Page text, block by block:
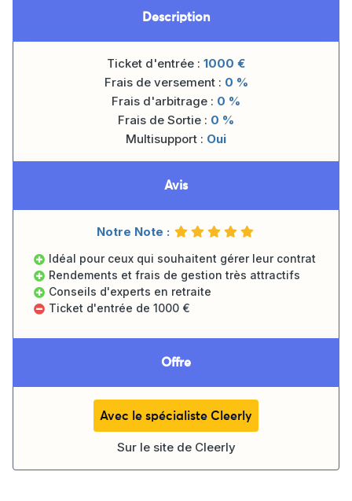
Description
Ticket d'entrée : 1000 €
Frais de versement : 0 %
Frais d'arbitrage : 0 %
Frais de Sortie : 0 %
Multisupport : Oui
Avis
Notre Note :
Idéal pour ceux qui souhaitent gérer leur contrat
Rendements et frais de gestion très attractifs
Conseils d'experts en retraite
Ticket d'entrée de 1000 €
Offre
Avec le spécialiste Cleerly
Sur le site de Cleerly